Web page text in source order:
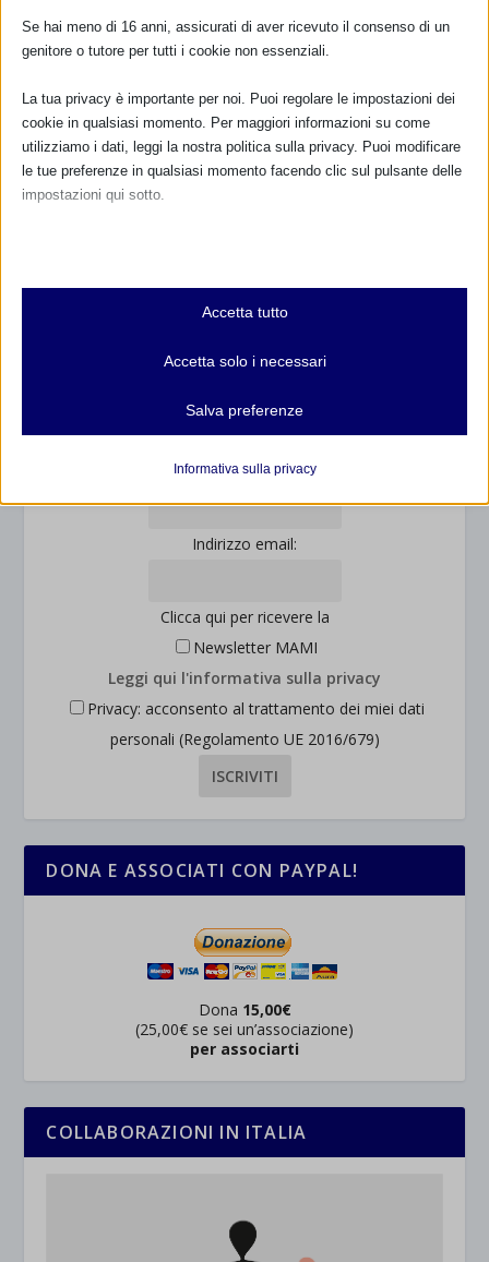
FARMACI IN ALLATTAMENTO E
GRAVIDANZA
NUMERO VERDE GRATUITO
800.883300
Maggiori informazioni
... oppure inserisci i tuoi dati:
Cognome:
Indirizzo email:
Clicca qui per ricevere la
Newsletter MAMI
Leggi qui l'informativa sulla privacy
Privacy: acconsento al trattamento dei miei dati
personali (Regolamento UE 2016/679)
DONA E ASSOCIATI CON PAYPAL!
Dona 15,00€
(25,00€ se sei un’associazione)
per associarti
COLLABORAZIONI IN ITALIA
Se hai meno di 16 anni, assicurati di aver ricevuto il consenso di un
genitore o tutore per tutti i cookie non essenziali.
La tua privacy è importante per noi. Puoi regolare le impostazioni dei
cookie in qualsiasi momento. Per maggiori informazioni su come
utilizziamo i dati, leggi la nostra politica sulla privacy. Puoi modificare
le tue preferenze in qualsiasi momento facendo clic sul pulsante delle
impostazioni qui sotto.
Essenziali
I cookie e i servizi essenziali abilitano le funzioni di base e sono
e servizi non richiedono il consenso dell'utente secondo il GDPR.
Analitici
interagiscono con il nostro sito web.
Mostra dettagli
jetpackState[message]
rientrano nelle altre categorie specifiche o che non sono stati
esplicitamente categorizzati.
Mostra dettagli
et-saved-post*
Accetta tutto
Accetta solo i necessari
Salva preferenze
Informativa sulla privacy